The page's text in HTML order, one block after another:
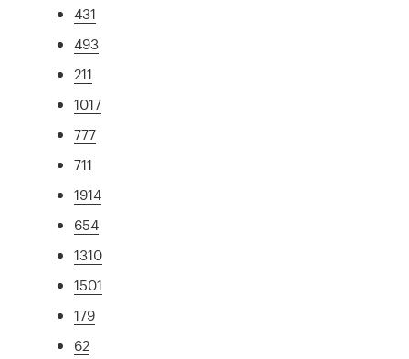
431
493
211
1017
777
711
1914
654
1310
1501
179
62